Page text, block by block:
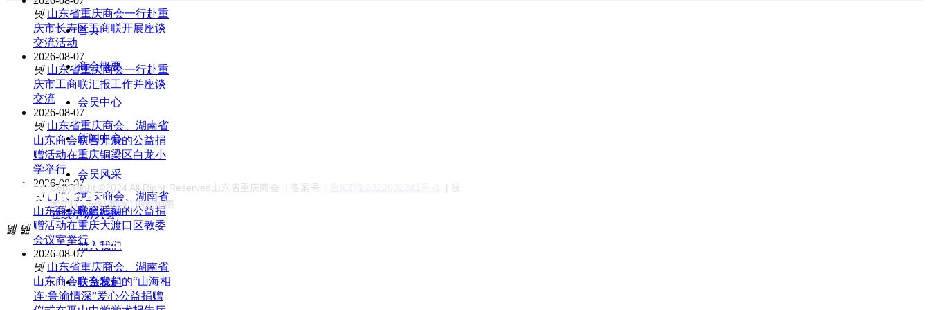
넷 山东省重庆商会一行赴重
庆市长寿区工商联开展座谈
交流活动
2026-08-07
넷 山东省重庆商会一行赴重
庆市工商联汇报工作并座谈
交流
2026-08-07
넷 山东省重庆商会、湖南省
山东商会联合开展的公益捐
赠活动在重庆铜梁区白龙小
学举行
2026-08-07
넷 山东省重庆商会、湖南省
山东商会联合开展的公益捐
赠活动在重庆大渡口区教委
会议室举行
2026-08-07
넷 山东省重庆商会、湖南省
山东商会联合发起的“山海相
连·鲁渝情深”爱心公益捐赠
活动展示
넳 넲
首页
商会概要
会员中心
新闻中心
会员风采
党建活动
加入我们
联系我们
CopyRight ©2024 All Right Reserved山东省重庆商会 | 备案号：
| 技
术支持：云畅网络 | 网站地图
在线申请入会